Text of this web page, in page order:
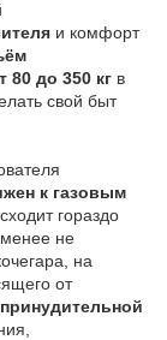
и комфорт
80 до 350 кг в
свой быт
к газовым
гораздо
менее не
на
от
принудительной